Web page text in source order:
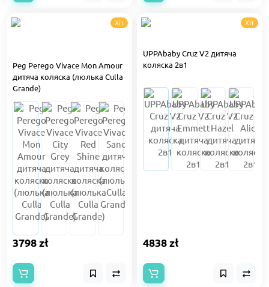
Хіт
Peg Perego Vivace Mon Amour
дитяча коляска (люлька Culla
Grande)
3798 zł
Хіт
UPPAbaby Cruz V2 дитяча
коляска 2в1
4838 zł